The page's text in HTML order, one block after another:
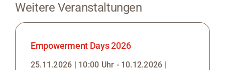
Weitere Veranstaltungen
Empowerment Days 2026
25.11.2026 | 10:00 Uhr - 10.12.2026 |